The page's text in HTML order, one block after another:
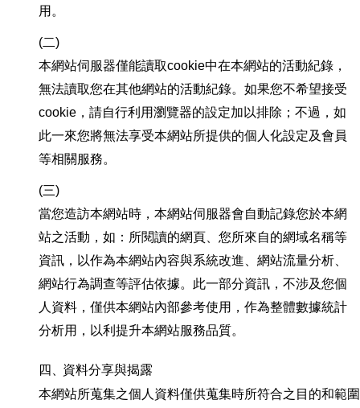
用。
(二)
本網站伺服器僅能讀取cookie中在本網站的活動紀錄，
無法讀取您在其他網站的活動紀錄。如果您不希望接受
cookie，請自行利用瀏覽器的設定加以排除；不過，如
此一來您將無法享受本網站所提供的個人化設定及會員
等相關服務。
(三)
當您造訪本網站時，本網站伺服器會自動記錄您於本網
站之活動，如：所閱讀的網頁、您所來自的網域名稱等
資訊，以作為本網站內容與系統改進、網站流量分析、
網站行為調查等評估依據。此一部分資訊，不涉及您個
人資料，僅供本網站內部參考使用，作為整體數據統計
分析用，以利提升本網站服務品質。
四、資料分享與揭露
本網站所蒐集之個人資料僅供蒐集時所符合之目的和範